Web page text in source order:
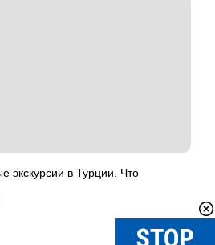
экскурсии в Турции. Что